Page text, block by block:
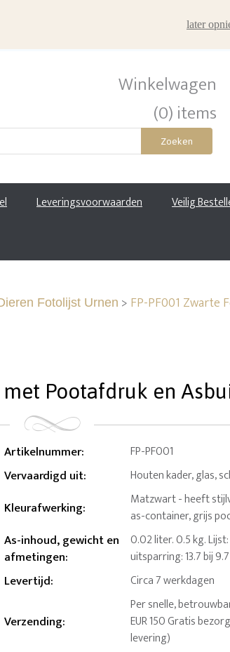
Winkelwagen
(0) items
Zoeken
Leveringsvoorwaarden Veilig
Fotolijst Urnen > FP-PF001
Pootafdruk en
Artikelnummer: FP-PF001
Vervaardigd uit: Houten kader, glas,
Kleurafwerking:
Matzwart - heeft
as-container, grijs
As-inhoud, gewicht en
afmetingen:
0.02 liter. 0.5 kg.
uitsparring: 13.7 bij
Levertijd: Circa 7 werkdagen
Verzending:
Per snelle,
EUR 150 Gratis
levering)
later